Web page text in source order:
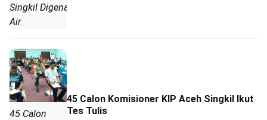
Singkil Digenangi
Air
45 Calon
45 Calon Komisioner KIP Aceh Singkil Ikut
Tes Tulis